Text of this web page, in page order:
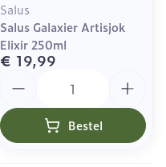
Salus
Salus Galaxier Artisjok
Elixir 250ml
€ 19,99
Bestel